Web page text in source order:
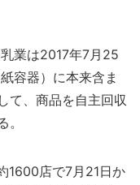
業は2017年7月25
容器）に本来含ま
て、商品を自主回収
1600店で7月21日か